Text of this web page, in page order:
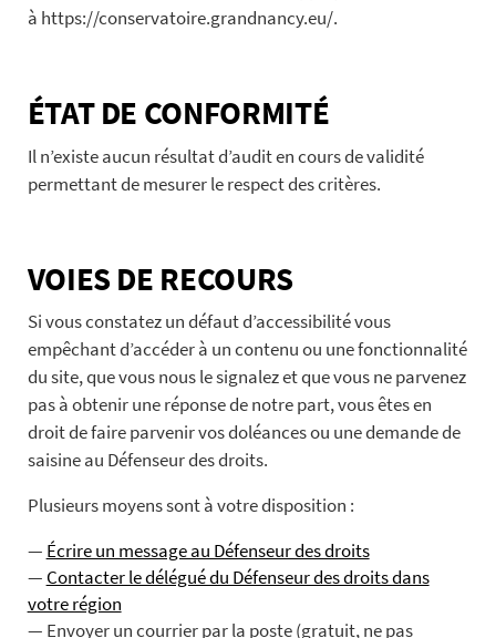
à https://conservatoire.grandnancy.eu/.
ÉTAT DE CONFORMITÉ
Il n’existe aucun résultat d’audit en cours de validité
permettant de mesurer le respect des critères.
VOIES DE RECOURS
Si vous constatez un défaut d’accessibilité vous
empêchant d’accéder à un contenu ou une fonctionnalité
du site, que vous nous le signalez et que vous ne parvenez
pas à obtenir une réponse de notre part, vous êtes en
droit de faire parvenir vos doléances ou une demande de
saisine au Défenseur des droits.
Plusieurs moyens sont à votre disposition :
Écrire un message au Défenseur des droits
Contacter le délégué du Défenseur des droits dans
votre région
Envoyer un courrier par la poste (gratuit, ne pas